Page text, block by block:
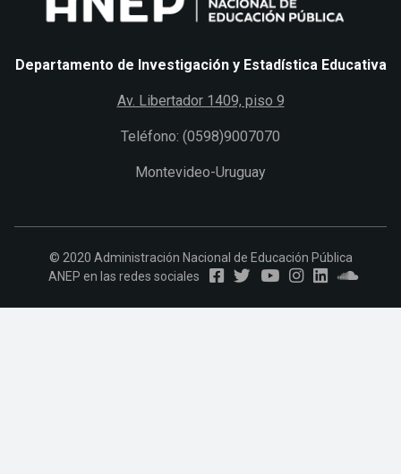
Departamento de Investigación y Estadística Educativa
Av. Libertador 1409, piso 9
Teléfono: (0598)9007070
Montevideo-Uruguay
© 2020 Administración Nacional de Educación Pública
ANEP en las redes sociales